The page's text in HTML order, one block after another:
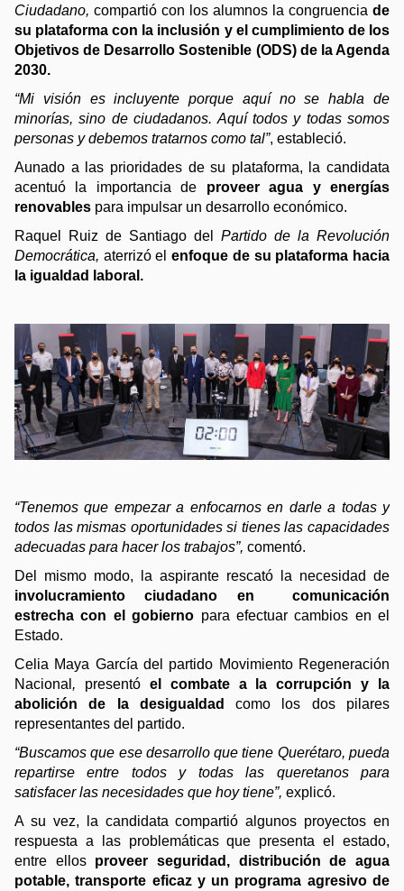
Ciudadano, compartió con los alumnos la congruencia de
su plataforma con la inclusión y el cumplimiento de los
Objetivos de Desarrollo Sostenible (ODS) de la Agenda
2030.
“Mi visión es incluyente porque aquí no se habla de
minorías, sino de ciudadanos. Aquí todos y todas somos
personas y debemos tratarnos como tal”, estableció.
Aunado a las prioridades de su plataforma, la candidata
acentuó la importancia de proveer agua y energías
renovables para impulsar un desarrollo económico.
Raquel Ruiz de Santiago del Partido de la Revolución
Democrática, aterrizó el enfoque de su plataforma hacia
la igualdad laboral.
“Tenemos que empezar a enfocarnos en darle a todas y
todos las mismas oportunidades si tienes las capacidades
adecuadas para hacer los trabajos”, comentó.
Del mismo modo, la aspirante rescató la necesidad de
involucramiento ciudadano en  comunicación
estrecha con el gobierno para efectuar cambios en el
Estado.
Celia Maya García del partido Movimiento Regeneración
Nacional , presentó el combate a la corrupción y la
abolición de la desigualdad como los dos pilares
representantes del partido.
“Buscamos que ese desarrollo que tiene Querétaro, pueda
repartirse entre todos y todas las queretanos para
satisfacer las necesidades que hoy tiene”, explicó.
A su vez, la candidata compartió algunos proyectos en
respuesta a las problemáticas que presenta el estado,
entre ellos proveer seguridad, distribución de agua
potable, transporte eficaz y un programa agresivo de